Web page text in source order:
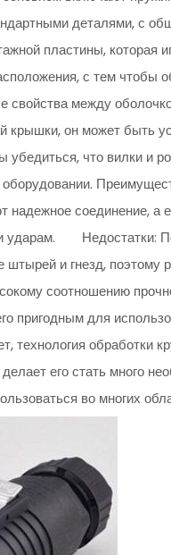
деталями,
пластины, которая
с тем чтобы
свойства между
крышки, он может быть
что вилки и
соединение, а
и ударам. Недостатки:
штырей и гнезд, поэтому
соотношению
пригодным для
обработки
его стать много
во многих